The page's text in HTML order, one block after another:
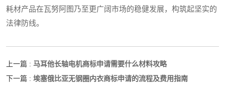
耗材产品在瓦努阿图乃至更广阔市场的稳健发展，构筑起坚实的
法律防线。
上一篇 : 马耳他长轴电机商标申请需要什么材料攻略
下一篇 : 埃塞俄比亚无钢圈内衣商标申请的流程及费用指南